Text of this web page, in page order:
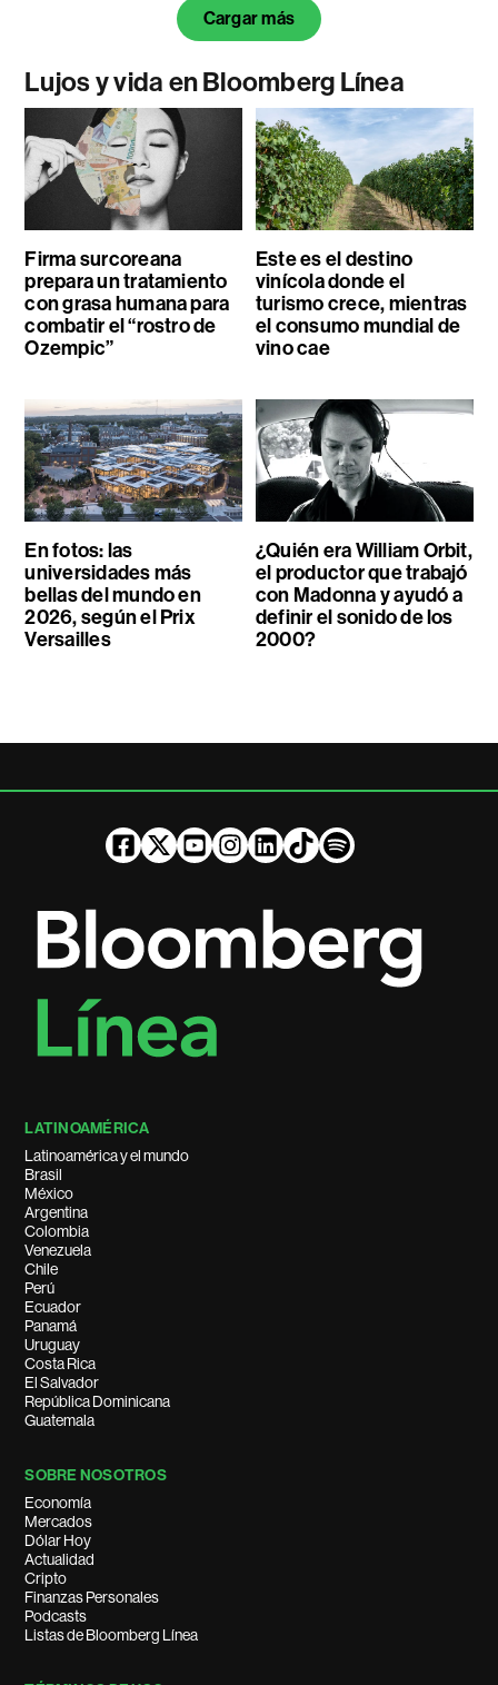
Cargar más
Lujos y vida en Bloomberg Línea
Firma surcoreana
prepara un tratamiento
con grasa humana para
combatir el “rostro de
Ozempic”
Este es el destino
vinícola donde el
turismo crece, mientras
el consumo mundial de
vino cae
En fotos: las
universidades más
bellas del mundo en
2026, según el Prix
Versailles
¿Quién era William Orbit,
el productor que trabajó
con Madonna y ayudó a
definir el sonido de los
2000?
LATINOAMÉRICA
Latinoamérica y el mundo
Brasil
México
Argentina
Colombia
Venezuela
Chile
Perú
Ecuador
Panamá
Uruguay
Costa Rica
El Salvador
República Dominicana
Guatemala
SOBRE NOSOTROS
Economía
Mercados
Dólar Hoy
Actualidad
Cripto
Finanzas Personales
Podcasts
Listas de Bloomberg Línea